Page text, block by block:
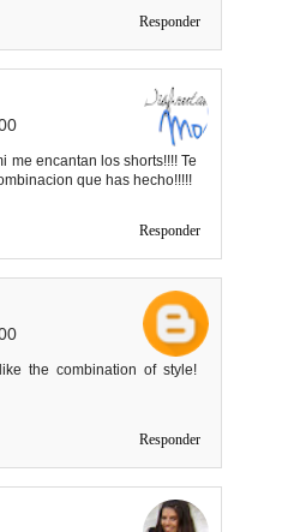
Responder
me encantan los shorts!!!! Te
que has hecho!!!!!
Responder
the combination of style!
Responder